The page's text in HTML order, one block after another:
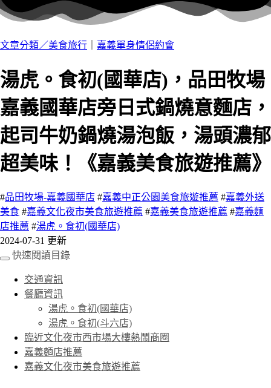
文章分類／美食旅行 嘉義單身情侶約會
湯虎。食初(國華店)，品田牧場
嘉義國華店旁日式鍋燒意麵店，
起司牛奶鍋燒湯泡飯，湯頭濃郁
超美味！《嘉義美食旅遊推薦》
#品田牧場-嘉義國華店 #嘉義中正公園美食旅遊推薦 #嘉義外送
美食 #嘉義文化夜市美食旅遊推薦 #嘉義美食旅遊推薦 #嘉義麵
店推薦 #湯虎。食初(國華店)
2024-07-31 更新
快速閱讀目錄
交通資訊
餐廳資訊
湯虎。食初(國華店)
湯虎。食初(斗六店)
臨近文化夜市西市場大樓熱鬧商圈
嘉義麵店推薦
嘉義文化夜市美食旅遊推薦